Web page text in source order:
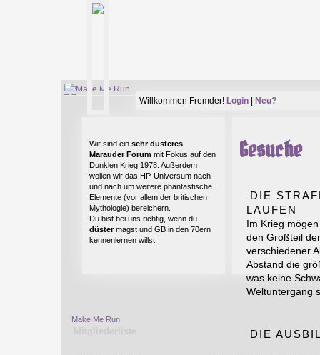
Willkommen Fremder! Login Neu?
Wir sind ein sehr düsteres
Marauder Forum mit Fokus auf den
Dunklen Krieg 1978. Außerdem
wollen wir das HP-Universum nach
und nach um weitere phantastische
Elemente (vor allem der britischen
Mythologie) bereichern.
Du bist bei uns richtig, wenn du
düstermagst und GB in den 70ern
kennenlernen willst.
Gesuche
DIE
LAUFEN
Im Krieg
den Großteil
verschiedener
Abstand die
was keine
Weltuntergang
DIE
Make Me Run